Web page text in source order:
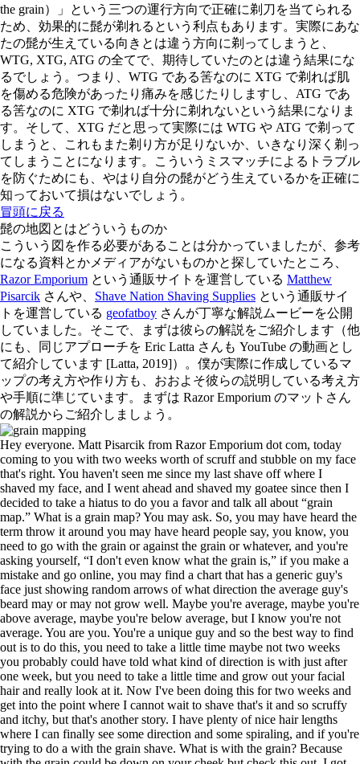
the grain）」という三つの運行方向で正確に剃刀を当てられる
ため、効果的に髭が剃れるという利点もあります。実際にあな
たの髭が生えている向きとは違う方向に剃ってしまうと、
WTG, XTG, ATG の全てで、期待していたのとは違う結果にな
るでしょう。つまり、WTG である筈なのに XTG で剃れば肌
を傷める危険があったり痛みを感じたりしますし、ATG であ
る筈なのに XTG で剃れば十分に剃れないという結果になりま
す。そして、XTG だと思って実際には WTG や ATG で剃って
しまうと、これもまた剃り方が足りないか、いきなり深く剃っ
てしまうことになります。こういうミスマッチによるトラブル
を防ぐためにも、やはり自分の髭がどう生えているかを正確に
知っておいて損はないでしょう。
冒頭に戻る
髭の地図とはどういうものか
こういう図を作る必要があることは分かっていましたが、参考
になる資料とかメディアがないものかと探していたところ、
Razor Emporium という通販サイトを運営している Matthew
Pisarcik さんや、 Shave Nation Shaving Supplies という通販サイ
トを運営している geofatboy さんが丁寧な解説ムービーを公開
していました。そこで、まずは彼らの解説をご紹介します（他
にも、同じアプローチを Eric Latta さんも YouTube の動画とし
て紹介しています [Latta, 2019]）。僕が実際に作成しているマ
ップの考え方や作り方も、おおよそ彼らの説明している考え方
や手順に準じています。まずは Razor Emporium のマットさん
の解説からご紹介しましょう。
Hey everyone. Matt Pisarcik from Razor Emporium dot com, today
coming to you with two weeks worth of scruff and stubble on my face
that's right. You haven't seen me since my last shave off where I
shaved my face, and I went ahead and shaved my goatee since then I
decided to take a hiatus to do you a favor and talk all about “grain
map.” What is a grain map? You may ask. So, you may have heard the
term throw it around you may have heard people say, you know, you
need to go with the grain or against the grain or whatever, and you're
asking yourself, “I don't even know what the grain is,” if you make a
mistake and go online, you may find a chart that has a generic guy's
face just showing random arrows of what direction the average guy's
beard may or may not grow well. Maybe you're average, maybe you're
above average, maybe you're below average, but I know you're not
average. You are you. You're a unique guy and so the best way to find
out is to do this, you need to take a little time maybe not two weeks
you probably could have told what kind of direction is with just after
one week, but you need to take a little time and grow out your facial
hair and really look at it. Now I've been doing this for two weeks and
get into the point where I cannot wait to shave that's it and so scruffy
and itchy, but that's another story. I have plenty of nice hair lengths
where I can finally see some direction and some spiraling, and if you're
trying to do a with the grain shave. What is with the grain? Because